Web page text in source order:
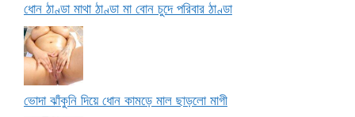
ধোন ঠাণ্ডা মাথা ঠাণ্ডা মা বোন চুদে পরিবার ঠাণ্ডা
ভোদা ঝাঁকুনি দিয়ে ধোন কামড়ে মাল ছাড়লো মাগী